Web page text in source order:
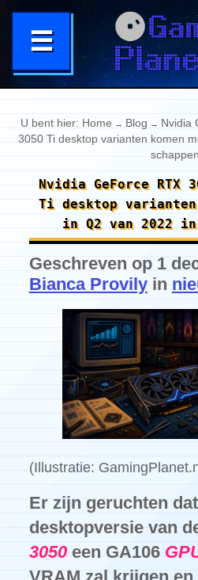
U bent hier: Home → Blog → Nvidia
3050 Ti desktop varianten komen
schappen
Nvidia GeForce RTX
Ti desktop varianten
in Q2 van 2022 in
Geschreven op 1
Bianca Provilyin
(Illustratie:
Er zijn geruchten
desktopversie van
3050een GA106